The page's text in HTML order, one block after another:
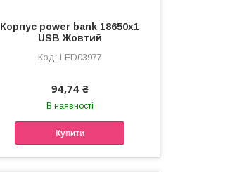
Корпус power bank 18650х1
USB Жовтий
LED03977
94,74 ₴
В наявності
Купити